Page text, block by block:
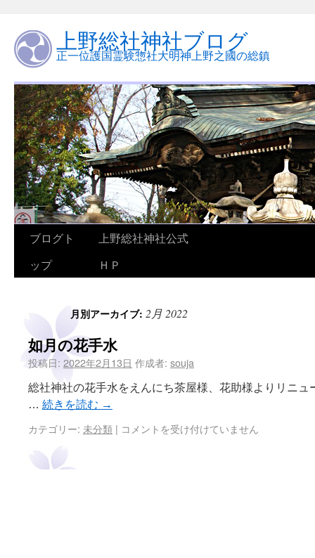
上野総社神社ブログ
正一位護国霊験惣社大明神上野之國の総鎮
ブログト
ップ
上野総社神社公式
ＨＰ
月別アーカイブ: 2月 2022
如月の花手水
投稿日: 2022年2月13日 作成者: souja
総社神社の花手水をえんにち茶屋様、花助様よりリニ
… 続きを読む →
カテゴリー: 未分類 | コメントを受け付けていません